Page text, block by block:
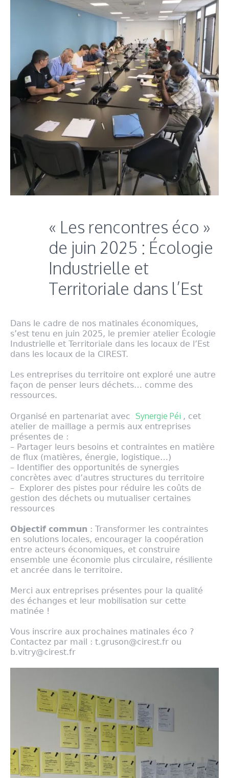
« Les rencontres éco »
de juin 2025 : Écologie
Industrielle et
Territoriale dans l’Est
Dans le cadre de nos matinales économiques,
s’est tenu en juin 2025, le premier atelier Écologie
Industrielle et Territoriale dans les locaux de l’Est
dans les locaux de la CIREST.
Les entreprises du territoire ont exploré une autre
façon de penser leurs déchets… comme des
ressources.
Organisé en partenariat avec Synergie Péi , cet
atelier de maillage a permis aux entreprises
présentes de :
– Partager leurs besoins et contraintes en matière
de flux (matières, énergie, logistique…)
– Identifier des opportunités de synergies
concrètes avec d’autres structures du territoire
– Explorer des pistes pour réduire les coûts de
gestion des déchets ou mutualiser certaines
ressources
𝗢𝗯𝗷𝗲𝗰𝘁𝗶𝗳 𝗰𝗼𝗺𝗺𝘂𝗻 : Transformer les contraintes
en solutions locales, encourager la coopération
entre acteurs économiques, et construire
ensemble une économie plus circulaire, résiliente
et ancrée dans le territoire.
Merci aux entreprises présentes pour la qualité
des échanges et leur mobilisation sur cette
matinée !
Vous inscrire aux prochaines matinales éco ?
Contactez par mail : t.gruson@cirest.fr ou
b.vitry@cirest.fr